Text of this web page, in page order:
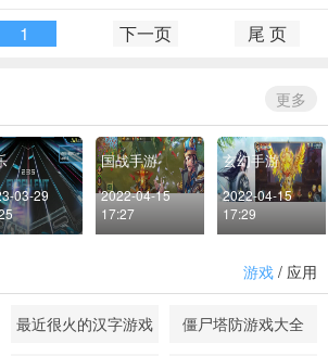
1 下一页 尾 页
更多
03-29
国战手游
2022-04-15
17:27
玄幻手游
2022-04-15
17:29
游戏 / 应用
最近很火的汉字游戏 僵尸塔防游戏大全